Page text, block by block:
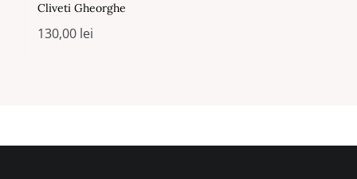
Cliveti Gheorghe
130,00 lei